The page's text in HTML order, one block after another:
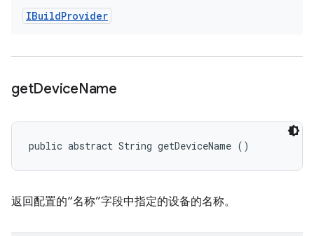
IBuildProvider
getDeviceName
public abstract String getDeviceName ()
返回配置的“名称”字段中指定的设备的名称。